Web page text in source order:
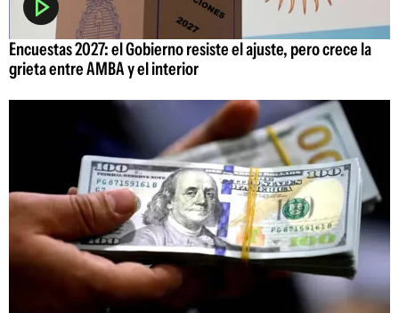
Encuestas 2027: el Gobierno resiste el ajuste, pero crece la
grieta entre AMBA y el interior